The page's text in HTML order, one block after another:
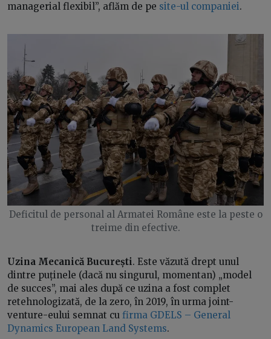
managerial flexibil”, aflăm de pe site-ul companiei.
Deficitul de personal al Armatei Române este la peste o
treime din efective.
Uzina Mecanică București. Este văzută drept unul
dintre puținele (dacă nu singurul, momentan) „model
de succes”, mai ales după ce uzina a fost complet
retehnologizată, de la zero, în 2019, în urma joint-
venture-eului semnat cu firma GDELS – General
Dynamics European Land Systems.